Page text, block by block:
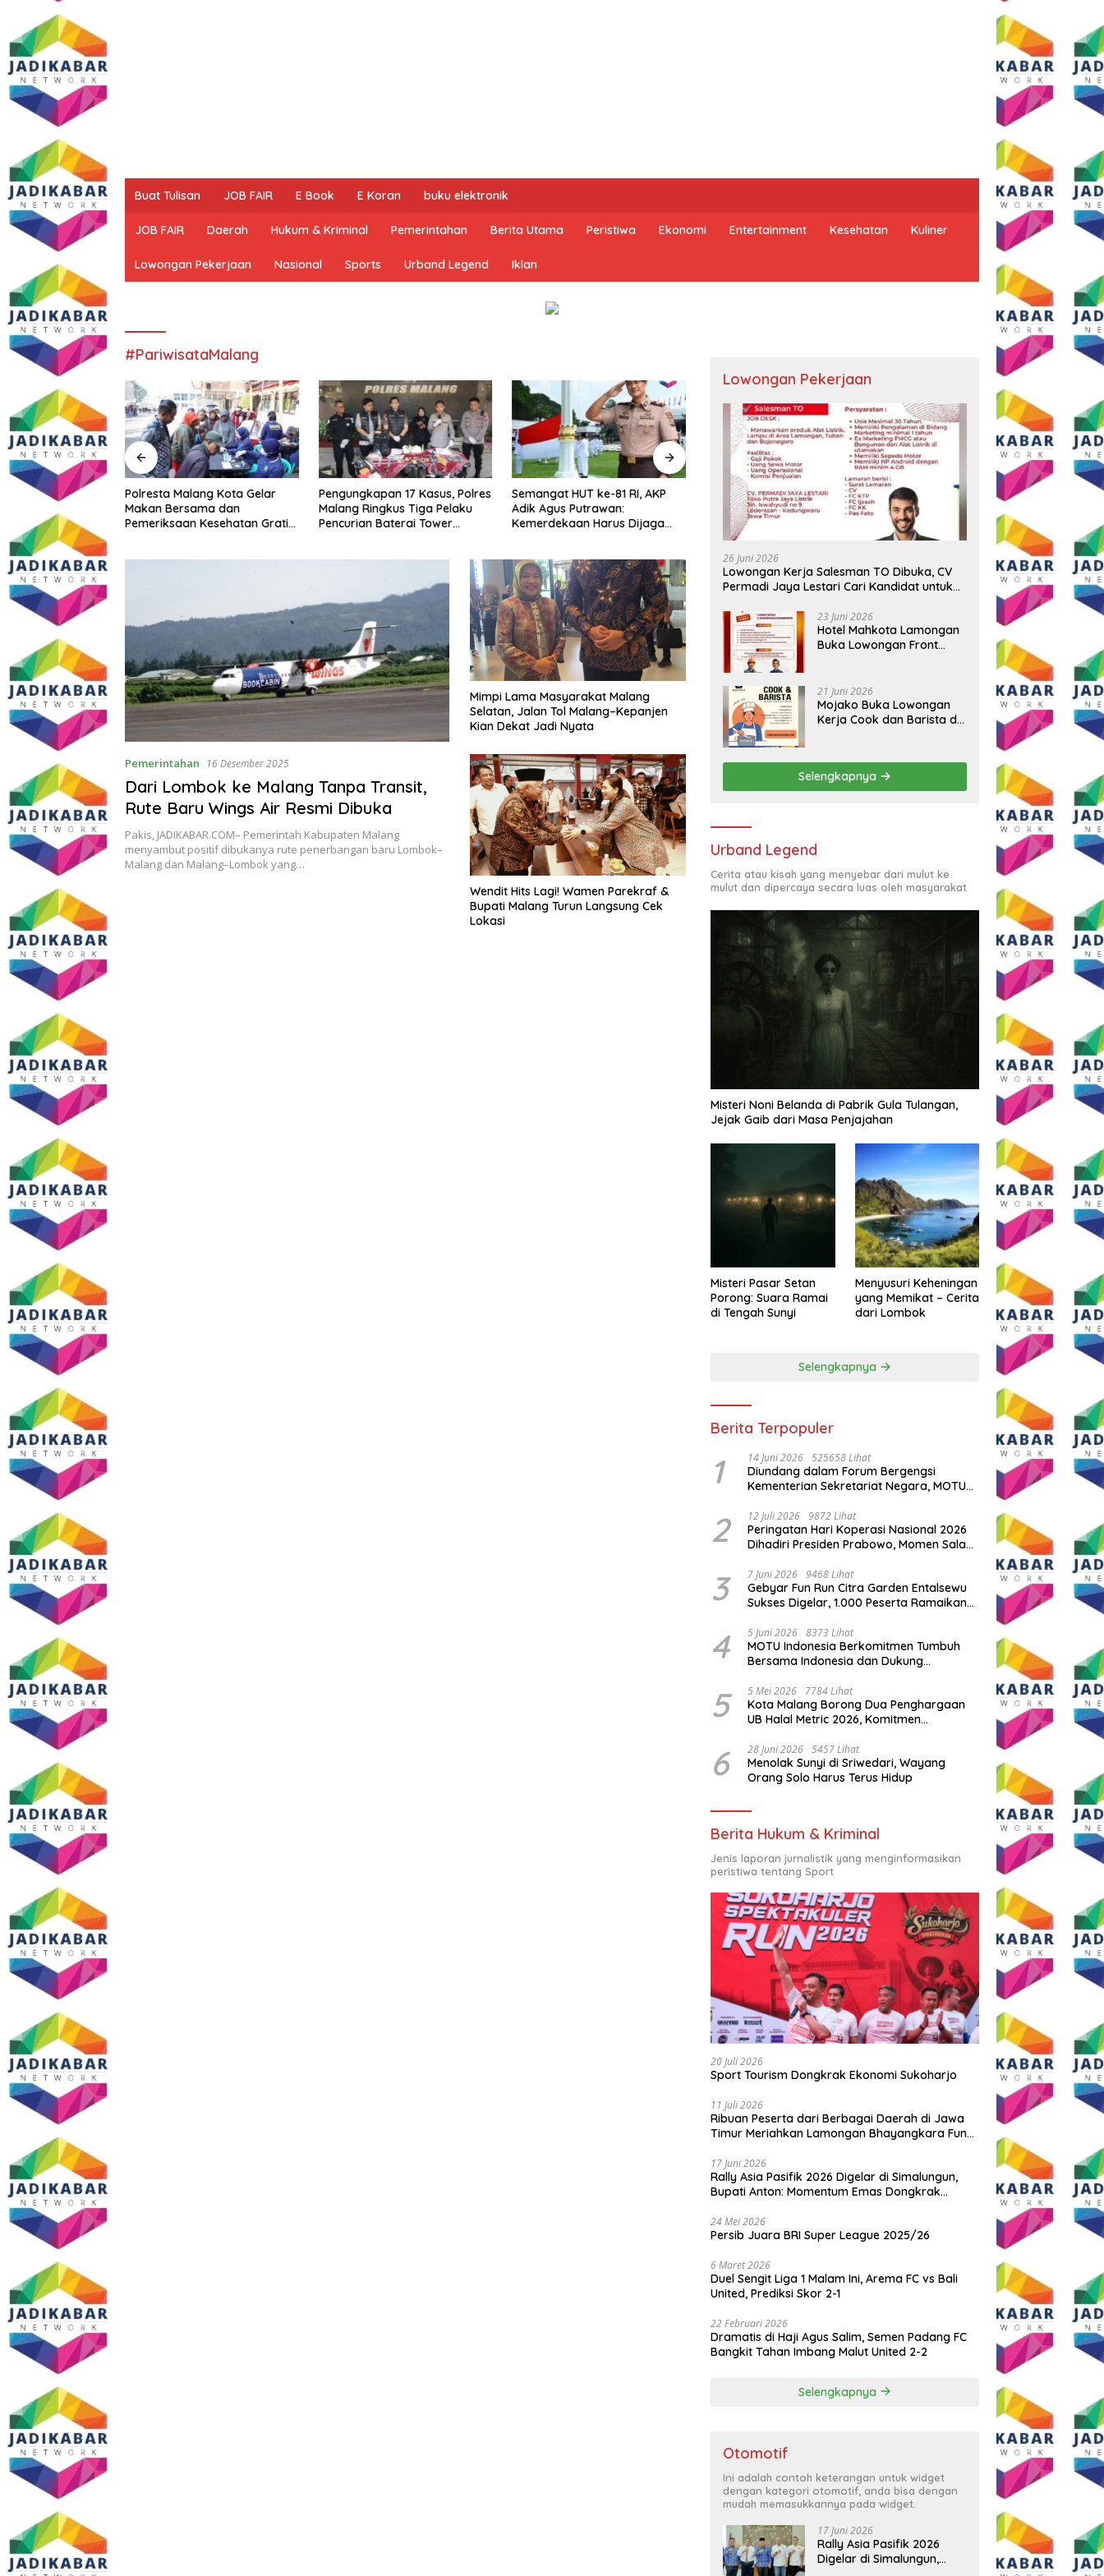
Buat Tulisan JOB FAIR E Book E Koran buku elektronik
JOB FAIR Daerah Hukum & Kriminal Pemerintahan Berita Utama Peristiwa Ekonomi Entertainment Kesehatan Kuliner
Lowongan Pekerjaan Nasional Sports Urband Legend Iklan
#PariwisataMalang
Kota
dan Polri Jaga
Polresta Malang Kota Gelar
Makan Bersama dan
Pemeriksaan Kesehatan Gratis,
Pengungkapan 17 Kasus, Polres
Malang Ringkus Tiga Pelaku
Pencurian Baterai Tower
Semangat HUT ke-81 RI, AKP
Adik Agus Putrawan:
Kemerdekaan Harus Dijaga
Tiga BUMD Air Minum Malang
Raya Perkuat Kolaborasi,
Berangkatkan Kontingen
Menuju Seleksi Atlet
PORPAMNAS IX 2026
Wali Kota Malang Paparkan
Model Pembangunan
Berkelanjutan di Forum
Nasional Bangun Bangsa
Pemerintahan 16 Desember 2025
Dari Lombok ke Malang Tanpa Transit,
Rute Baru Wings Air Resmi Dibuka
Pakis, JADIKABAR.COM– Pemerintah Kabupaten Malang
menyambut positif dibukanya rute penerbangan baru Lombok–
Malang dan Malang–Lombok yang…
Mimpi Lama Masyarakat Malang
Selatan, Jalan Tol Malang–Kepanjen
Kian Dekat Jadi Nyata
Wendit Hits Lagi! Wamen Parekraf &
Bupati Malang Turun Langsung Cek
Lokasi
Lowongan Pekerjaan
26 Juni 2026
Lowongan Kerja Salesman TO Dibuka, CV
Permadi Jaya Lestari Cari Kandidat untuk
23 Juni 2026
Hotel Mahkota Lamongan
Buka Lowongan Front
Syaratnya
21 Juni 2026
Mojako Buka Lowongan
Kerja Cook dan Barista di
Selengkapnya
Urband Legend
Cerita atau kisah yang menyebar dari mulut ke
mulut dan dipercaya secara luas oleh masyarakat
Misteri Noni Belanda di Pabrik Gula Tulangan,
Jejak Gaib dari Masa Penjajahan
Misteri Pasar Setan
Porong: Suara Ramai
di Tengah Sunyi
Menyusuri Keheningan
yang Memikat – Cerita
dari Lombok
Selengkapnya
Berita Terpopuler
1 14 Juni 2026 525658 Lihat
Diundang dalam Forum Bergengsi
Kementerian Sekretariat Negara, MOTU
Indonesia
2 12 Juli 2026 9872 Lihat
Peringatan Hari Koperasi Nasional 2026
Dihadiri Presiden Prabowo, Momen Salam
3 7 Juni 2026 9468 Lihat
Gebyar Fun Run Citra Garden Entalsewu
Sukses Digelar, 1.000 Peserta Ramaikan
4 5 Juni 2026 8373 Lihat
MOTU Indonesia Berkomitmen Tumbuh
Bersama Indonesia dan Dukung
5 5 Mei 2026 7784 Lihat
Kota Malang Borong Dua Penghargaan
UB Halal Metric 2026, Komitmen
6 28 Juni 2026 5457 Lihat
Menolak Sunyi di Sriwedari, Wayang
Orang Solo Harus Terus Hidup
Berita Hukum & Kriminal
Jenis laporan jurnalistik yang menginformasikan
peristiwa tentang Sport
20 Juli 2026
Sport Tourism Dongkrak Ekonomi Sukoharjo
11 Juli 2026
Ribuan Peserta dari Berbagai Daerah di Jawa
Timur Meriahkan Lamongan Bhayangkara Fun
17 Juni 2026
Rally Asia Pasifik 2026 Digelar di Simalungun,
Bupati Anton: Momentum Emas Dongkrak
24 Mei 2026
Persib Juara BRI Super League 2025/26
6 Maret 2026
Duel Sengit Liga 1 Malam Ini, Arema FC vs Bali
United, Prediksi Skor 2-1
22 Februari 2026
Dramatis di Haji Agus Salim, Semen Padang FC
Bangkit Tahan Imbang Malut United 2-2
Selengkapnya
Otomotif
Ini adalah contoh keterangan untuk widget
dengan kategori otomotif, anda bisa dengan
mudah memasukkannya pada widget.
17 Juni 2026
Rally Asia Pasifik 2026
Digelar di Simalungun,